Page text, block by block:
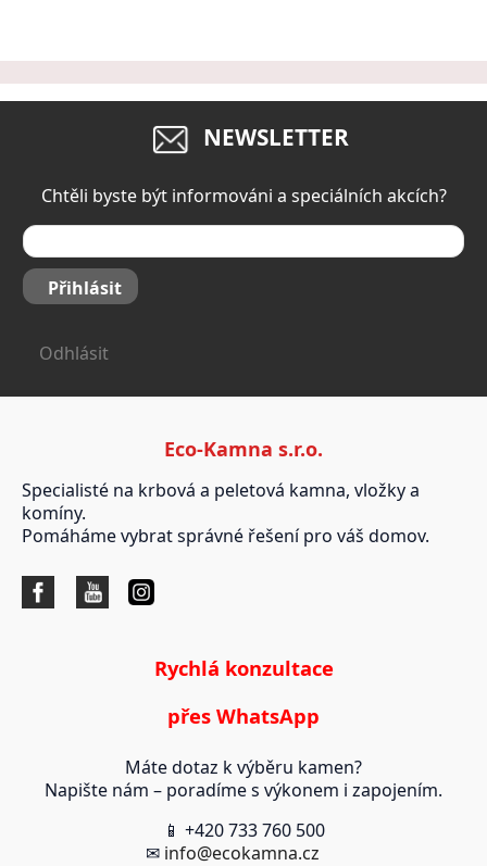
NEWSLETTER
Chtěli byste být informováni a speciálních akcích?
Přihlásit
Odhlásit
Eco-Kamna s.r.o.
Specialisté na krbová a peletová kamna, vložky a
komíny.
Pomáháme vybrat správné řešení pro váš domov.
Rychlá konzultace
přes WhatsApp
Máte dotaz k výběru kamen?
Napište nám – poradíme s výkonem i zapojením.
📱 +420 733 760 500
✉ info@ecokamna.cz